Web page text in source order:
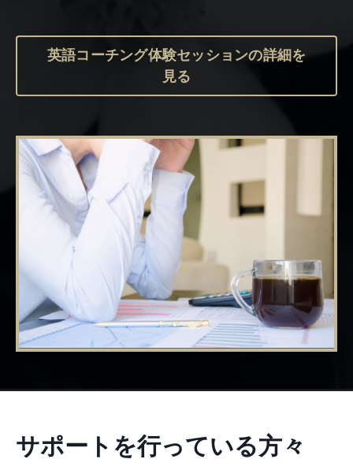
英語コーチング体験セッションの詳細を
見る
サポートを行っている方々